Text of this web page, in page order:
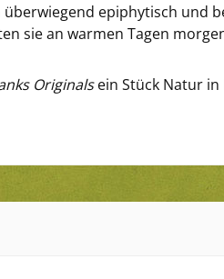
epiphytisch und
sie an warmen Tagen
Originalsein Stück Natur in